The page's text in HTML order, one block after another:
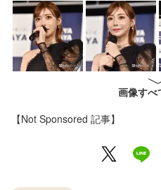
画像すべ
【Not Sponsored 記事】